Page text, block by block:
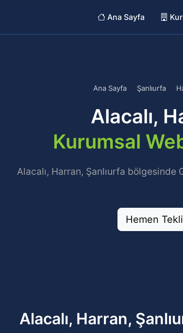
Ana Sayfa
Ana Sayfa Şanlıurfa
Alacalı,
Kurumsal
Alacalı, Harran, Şanlıurfa
Hemen
Alacalı, Harran,